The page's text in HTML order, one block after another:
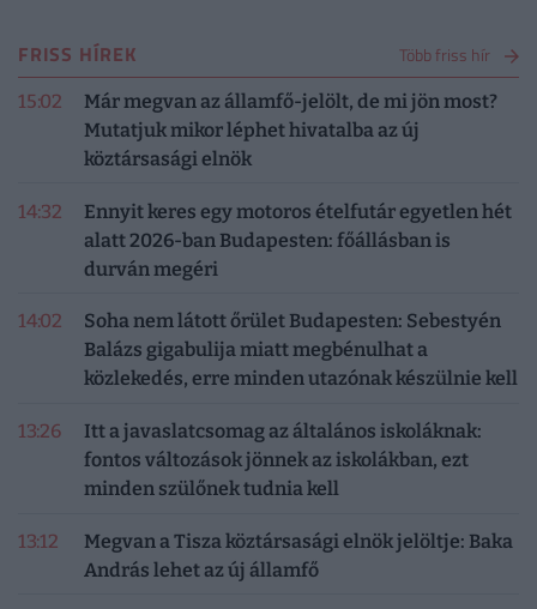
FRISS HÍREK Több friss hír
15:02
Már megvan az államfő-jelölt, de mi jön most?
Mutatjuk mikor léphet hivatalba az új
köztársasági elnök
14:32
Ennyit keres egy motoros ételfutár egyetlen hét
alatt 2026-ban Budapesten: főállásban is
durván megéri
14:02
Soha nem látott őrület Budapesten: Sebestyén
Balázs gigabulija miatt megbénulhat a
közlekedés, erre minden utazónak készülnie kell
13:26
Itt a javaslatcsomag az általános iskoláknak:
fontos változások jönnek az iskolákban, ezt
minden szülőnek tudnia kell
13:12
Megvan a Tisza köztársasági elnök jelöltje: Baka
András lehet az új államfő